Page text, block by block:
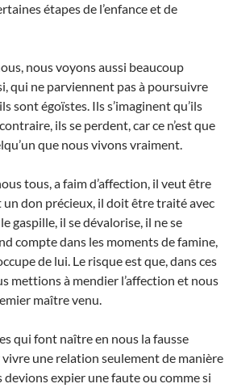
étapes de l’enfance et de
nous voyons aussi beaucoup
qui ne parviennent pas à poursuivre
sont égoïstes. Ils s’imaginent qu’ils
ils se perdent, car ce n’est que
que nous vivons vraiment.
tous, a faim d’affection, il veut être
un don précieux, il doit être traité avec
gaspille, il se dévalorise, il ne se
compte dans les moments de famine,
de lui. Le risque est que, dans ces
mettions à mendier l’affection et nous
maître venu.
qui font naître en nous la fausse
une relation seulement de manière
devions expier une faute ou comme si